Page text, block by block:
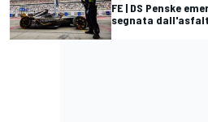
FE | DS Penske
segnata